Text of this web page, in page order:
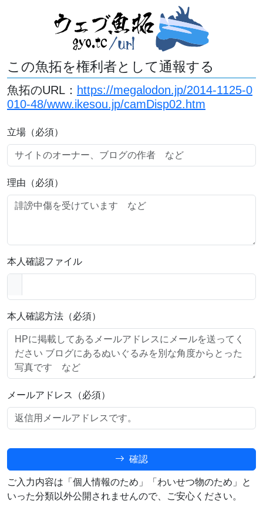
この魚拓を権利者として通報する
魚拓のURL： https://megalodon.jp/2014-1125-0
010-48/www.ikesou.jp/camDisp02.htm
立場（必須）
理由（必須）
本人確認ファイル
本人確認方法（必須）
メールアドレス（必須）
確認
ご入力内容は「個人情報のため」「わいせつ物のため」と
いった分類以外公開されませんので、ご安心ください。